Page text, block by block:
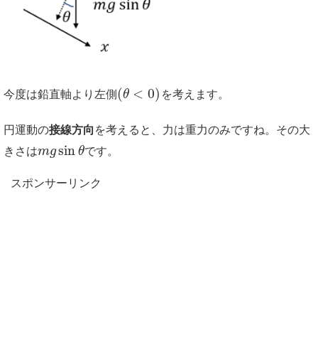
今度は鉛直軸より左側 (θ < 0) を考えます。
円運動の接線方向 を考えると、力は重力のみですね。その大
きさはmgsin θです。
スポンサーリンク